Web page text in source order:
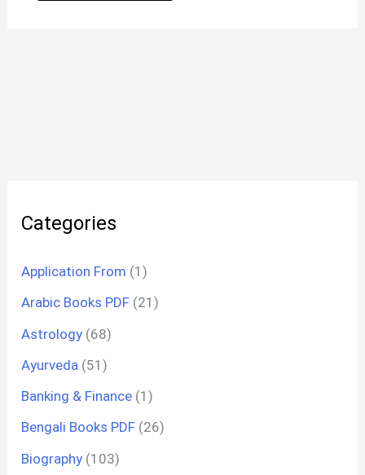
Categories
Application From (1)
Arabic Books PDF (21)
Astrology (68)
Ayurveda (51)
Banking & Finance (1)
Bengali Books PDF (26)
Biography (103)